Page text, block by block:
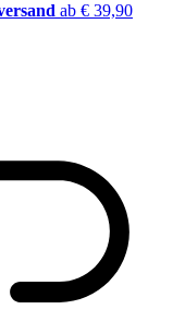
ab € 39,90